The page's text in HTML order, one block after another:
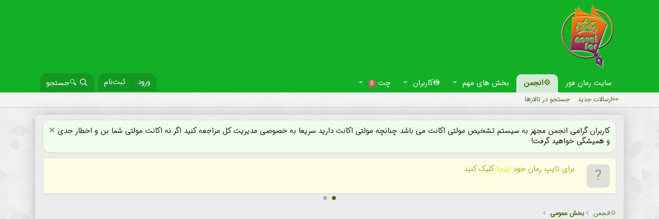
سایت رمان فور 💠انجمن بخش های مهم 🚻کاربران چت 0 ورود ثبت‌نام 🔍جستجو
👀ارسالات جدید جستجو در تالارها
کاربران گرامی انجمن مجهز به سیستم تشخیص مولتی اکانت می باشد چنانچه مولتی اکانت دارید سریعا به خصوصی مدیریت کل مراجعه کنید اگر نه اکانت مولتی شما بن و اخطار جدی
و همیشگی خواهید گرفت!
برای تایپ رمان خود اینجاکلیک کنید.
💠انجمن بخش عمومی